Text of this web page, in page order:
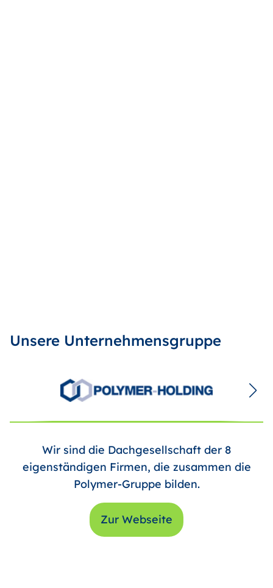
Unsere Unternehmensgruppe
Wir sind die Dachgesellschaft der 8
eigenständigen Firmen, die zusammen die
Polymer-Gruppe bilden.
Zur Webseite